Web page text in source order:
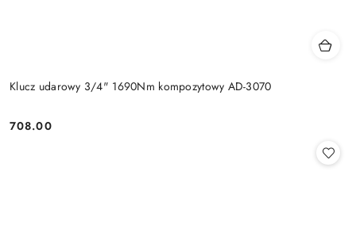
Klucz udarowy 3/4" 1690Nm kompozytowy AD-3070
Cena:
708.00